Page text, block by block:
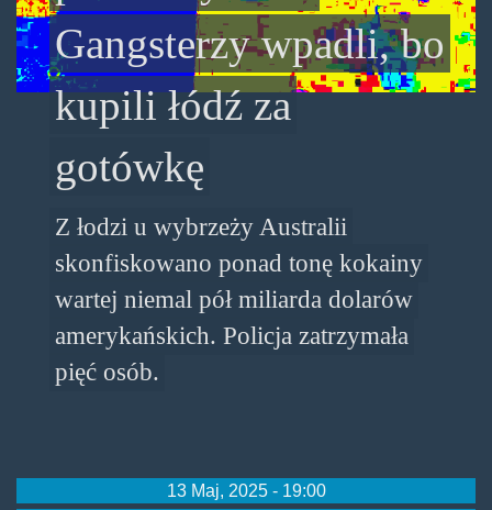
Gangsterzy wpadli, bo
kupili łódź za
gotówkę
Z łodzi u wybrzeży Australii
skonfiskowano ponad tonę kokainy
wartej niemal pół miliarda dolarów
amerykańskich. Policja zatrzymała
pięć osób.
13 Maj, 2025 - 19:00